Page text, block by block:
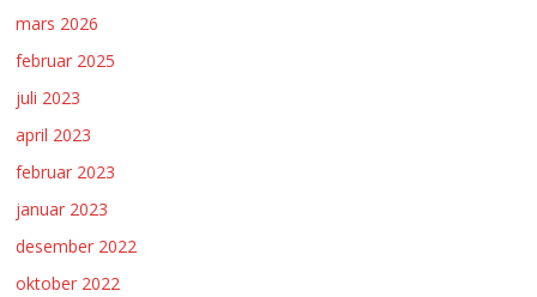
mars 2026
februar 2025
juli 2023
april 2023
februar 2023
januar 2023
desember 2022
oktober 2022